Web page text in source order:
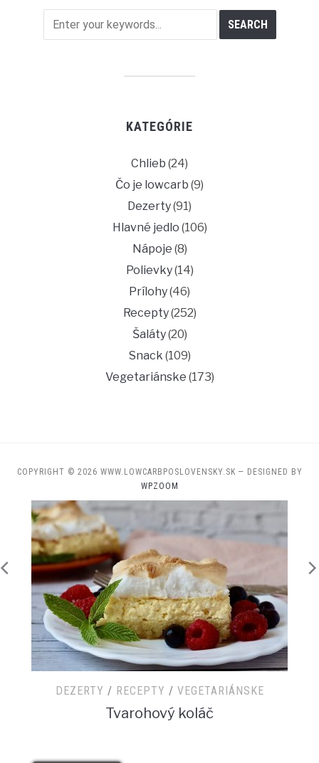
KATEGÓRIE
Chlieb (24)
Čo je lowcarb (9)
Dezerty(91)
Hlavné jedlo (106)
Nápoje (8)
Polievky(14)
Prílohy(46)
Recepty(252)
Šaláty(20)
Snack (109)
Vegetariánske (173)
COPYRIGHT © 2026 WWW.LOWCARBPOSLOVENSKY.SK — DESIGNED BY
WPZOOM
DEZERTY/RECEPTY/SNACK/VEGETARIÁNSKE
Jahodová cheesecake pena